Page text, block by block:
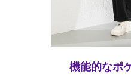
機能的なポ